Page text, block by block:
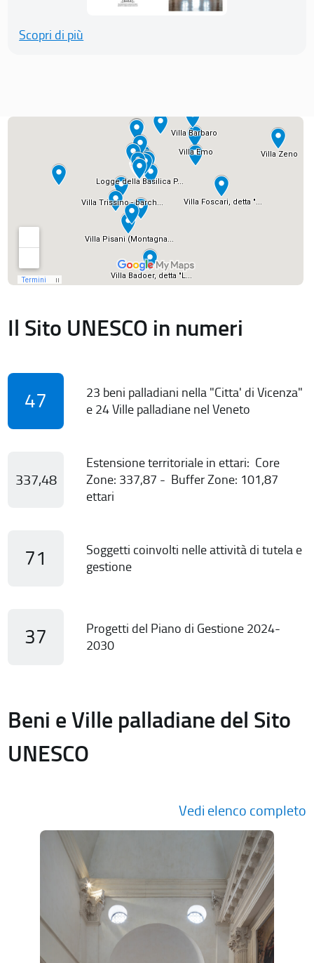
Scopri di più
Il Sito UNESCO in numeri
47
23 beni palladiani nella "Citta' di Vicenza"
e 24 Ville palladiane nel Veneto
337,48
Estensione territoriale in ettari: Core
Zone: 337,87 - Buffer Zone: 101,87
ettari
71
Soggetti coinvolti nelle attività di tutela e
gestione
37
Progetti del Piano di Gestione 2024-
2030
Beni e Ville palladiane del Sito
UNESCO
Vedi elenco completo